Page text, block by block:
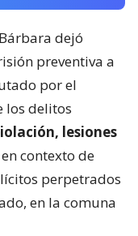
dejó
preventiva a
por el
los delitos
lesiones
en contexto de
perpetrados
en la comuna